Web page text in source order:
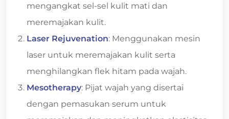
mengangkat sel-sel kulit mati dan
meremajakan kulit.
Laser Rejuvenation: Menggunakan mesin
laser untuk meremajakan kulit serta
menghilangkan flek hitam pada wajah.
Mesotherapy: Pijat wajah yang disertai
dengan pemasukan serum untuk